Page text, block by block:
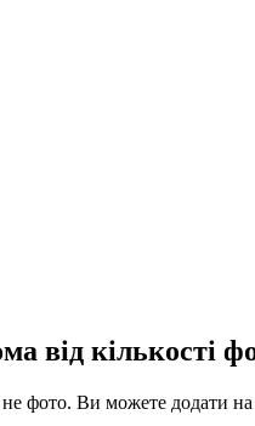
від кількості
фото. Ви можете додати на